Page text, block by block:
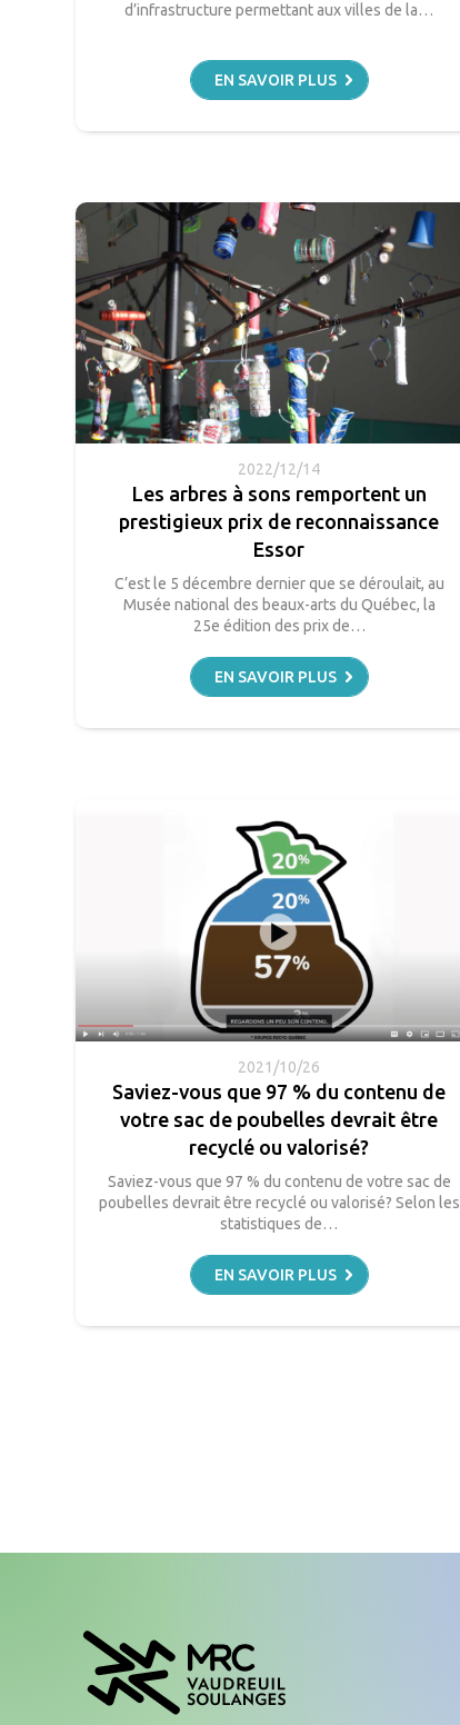
d’infrastructure permettant aux villes de la…
EN SAVOIR PLUS
2022/12/14
Les arbres à sons remportent un
prestigieux prix de reconnaissance
Essor
C’est le 5 décembre dernier que se déroulait, au
Musée national des beaux-arts du Québec, la
25e édition des prix de…
EN SAVOIR PLUS
2021/10/26
Saviez-vous que 97 % du contenu de
votre sac de poubelles devrait être
recyclé ou valorisé?
Saviez-vous que 97 % du contenu de votre sac de
poubelles devrait être recyclé ou valorisé? Selon les
statistiques de…
EN SAVOIR PLUS